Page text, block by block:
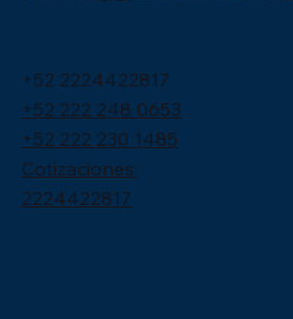
+52 2224422817
+52 222 248 0653
+52 222 230 1485
Cotizaciones:
2224422817